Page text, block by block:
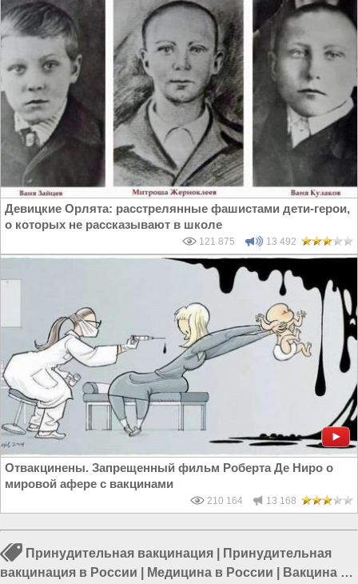
Девицкие Орлята: расстрелянные фашистами дети-герои,
о которых не рассказывают в школе
121 875 13 492
Отвакцинены. Запрещенный фильм Роберта Де Ниро о
мировой афере с вакцинами
210 164 13 168
Принудительная вакцинация
Принудительная
вакцинация в России
Медицина в России Вакцина в